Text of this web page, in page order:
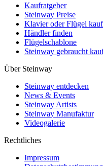
Kaufratgeber
Steinway Preise
Klavier oder Flügel
Händler finden
Flügelschablone
Steinway gebraucht
Über Steinway
Steinway entdecken
News & Events
Steinway Artists
Steinway Manufaktur
Videogalerie
Rechtliches
Impressum